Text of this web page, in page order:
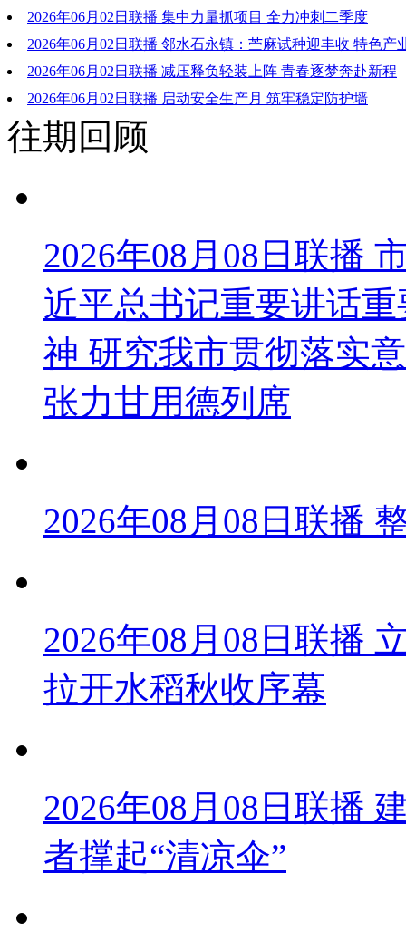
拼搏“双过半” 以项目建设之进促经济量质齐升 张彤出席并讲
德出席
2026年06月02日联播 集中力量抓项目 全力冲刺二季度
2026年06月02日联播 邻水石永镇：苎麻试种迎丰收 特色产
新路2026年06月02日联播 减压释负轻装上阵 青春逐梦奔赴新程
2026年06月02日联播 启动安全生产月 筑牢稳定防护墙
往期回顾
2026年08月08日联播
近平总书记重要讲话
神 研究我市贯彻落实
张力甘用德列席
2026年08月08日联播
2026年08月08日联播
拉开水稻秋收序幕
2026年08月08日联播
者撑起“清凉伞”